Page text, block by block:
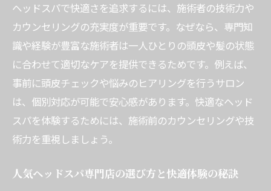
ヘッドスパで快適さを追求するには、施術者の技術力や
カウンセリングの充実度が重要です。なぜなら、専門知
識や経験が豊富な施術者は一人ひとりの頭皮や髪の状態
に合わせて適切なケアを提供できるためです。例えば、
事前に頭皮チェックや悩みのヒアリングを行うサロン
は、個別対応が可能で安心感があります。快適なヘッド
スパを体験するためには、施術前のカウンセリングや技
術力を重視しましょう。
人気ヘッドスパ専門店の選び方と快適体験の秘訣